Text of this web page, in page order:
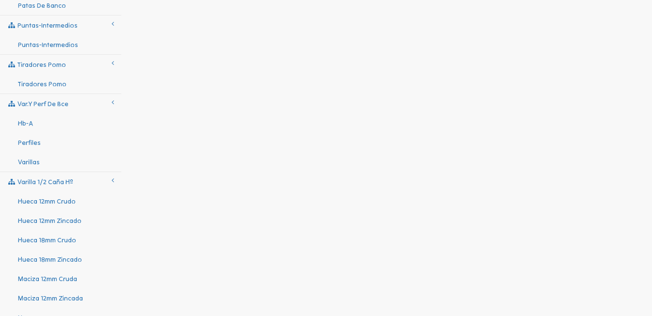
Patas De Banco
Puntas-Intermedios
Puntas-Intermedios
Tiradores Pomo
Tiradores Pomo
Var.y Perf De Bce
Hb-A
Perfiles
Varillas
Varilla 1/2 Caña Hº
Hueca 12mm Crudo
Hueca 12mm Zincado
Hueca 18mm Crudo
Hueca 18mm Zincado
Maciza 12mm Cruda
Maciza 12mm Zincada